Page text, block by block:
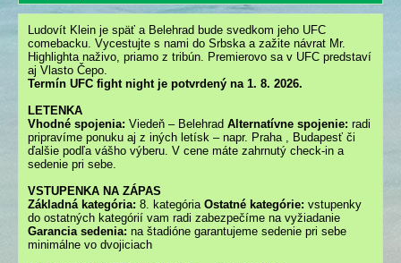
Ludovít Klein je späť a Belehrad bude svedkom jeho UFC
comebacku. Vycestujte s nami do Srbska a zažite návrat Mr.
Highlighta naživo, priamo z tribún. Premierovo sa v UFC predstaví
aj Vlasto Čepo.
Termín UFC fight night je potvrdený na 1. 8. 2026.
LETENKA
Vhodné spojenia: Viedeň – Belehrad Alternatívne spojenie: radi
pripravíme ponuku aj z iných letísk – napr. Praha , Budapesť či
ďalšie podľa vášho výberu. V cene máte zahrnutý check-in a
sedenie pri sebe.
VSTUPENKA NA ZÁPAS
Základná kategória: 8. kategória Ostatné kategórie: vstupenky
do ostatných kategórií vam radi zabezpečíme na vyžiadanie
Garancia sedenia: na štadióne garantujeme sedenie pri sebe
minimálne vo dvojiciach